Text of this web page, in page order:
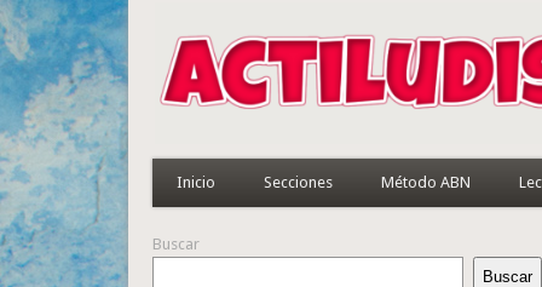
Inicio Secciones Método ABN
Buscar
Buscar